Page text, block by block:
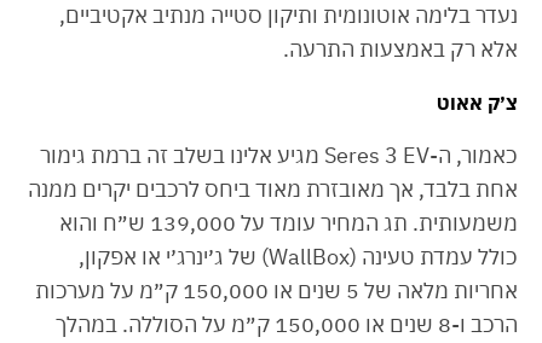
נעדר בלימה אוטונומית ותיקון סטייה מנתיב אקטיביים,
אלא רק באמצעות התרעה.
צ׳ק אאוט
כאמור, ה-Seres 3 EV מגיע אלינו בשלב זה ברמת גימור
אחת בלבד, אך מאובזרת מאוד ביחס לרכבים יקרים ממנה
משמעותית. תג המחיר עומד על 139,000 ש״ח והוא
כולל עמדת טעינה (WallBox) של ג׳ינרג׳י או אפקון,
אחריות מלאה של 5 שנים או 150,000 ק״מ על מערכות
הרכב ו-8 שנים או 150,000 ק״מ על הסוללה. במהלך